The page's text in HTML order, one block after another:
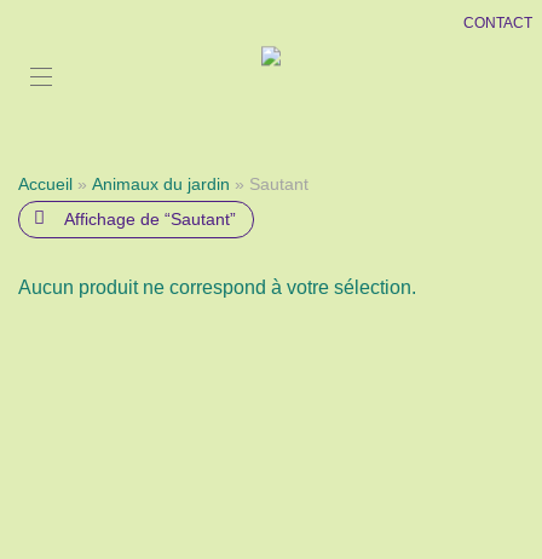
CONTACT
Accueil » Animaux du jardin » Sautant
Affichage de “Sautant”
Aucun produit ne correspond à votre sélection.